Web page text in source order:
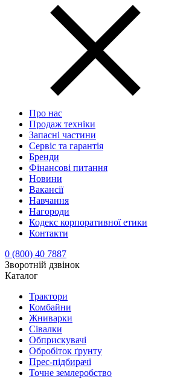
Про нас
Продаж техніки
Запасні частини
Сервіс та гарантія
Бренди
Фінансові питання
Новини
Вакансії
Навчання
Нагороди
Кодекс корпоративної етики
Контакти
0 (800) 40 7887
Зворотній дзвінок
Каталог
Трактори
Комбайни
Жниварки
Сівалки
Обприскувачі
Обробіток ґрунту
Прес-підбирачі
Точне землеробство